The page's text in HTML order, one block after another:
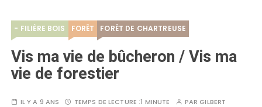
- FILIÈRE BOIS FORÊT FORÊT DE CHARTREUSE
Vis ma vie de bûcheron / Vis ma
vie de forestier
IL Y A 9 ANS TEMPS DE LECTURE :1 MINUTE PARGILBERT